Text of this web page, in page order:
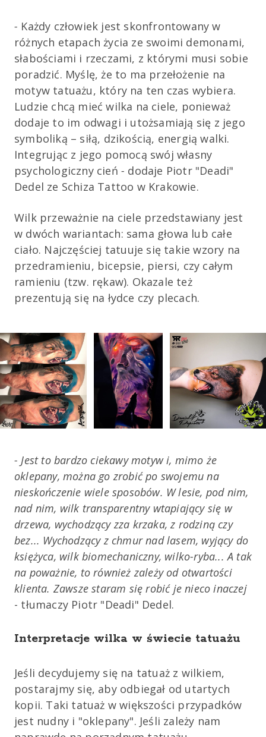
- Każdy człowiek jest skonfrontowany w
różnych etapach życia ze swoimi demonami,
słabościami i rzeczami, z którymi musi sobie
poradzić. Myślę, że to ma przełożenie na
motyw tatuażu, który na ten czas wybiera.
Ludzie chcą mieć wilka na ciele, ponieważ
dodaje to im odwagi i utożsamiają się z jego
symboliką – siłą, dzikością, energią walki.
Integrując z jego pomocą swój własny
psychologiczny cień - dodaje Piotr "Deadi"
Dedel ze Schiza Tattoo w Krakowie.
Wilk przeważnie na ciele przedstawiany jest
w dwóch wariantach: sama głowa lub całe
ciało. Najczęściej tatuuje się takie wzory na
przedramieniu, bicepsie, piersi, czy całym
ramieniu (tzw. rękaw). Okazale też
prezentują się na łydce czy plecach.
- Jest to bardzo ciekawy motyw i, mimo że
oklepany, można go zrobić po swojemu na
nieskończenie wiele sposobów. W lesie, pod nim,
nad nim, wilk transparentny wtapiający się w
drzewa, wychodzący zza krzaka, z rodziną czy
bez... Wychodzący z chmur nad lasem, wyjący do
księżyca, wilk biomechaniczny, wilko-ryba... A tak
na poważnie, to również zależy od otwartości
klienta. Zawsze staram się robić je nieco inaczej
- tłumaczy Piotr "Deadi" Dedel.
Interpretacje wilka w świecie tatuażu
Jeśli decydujemy się na tatuaż z wilkiem,
postarajmy się, aby odbiegał od utartych
kopii. Taki tatuaż w większości przypadków
jest nudny i "oklepany". Jeśli zależy nam